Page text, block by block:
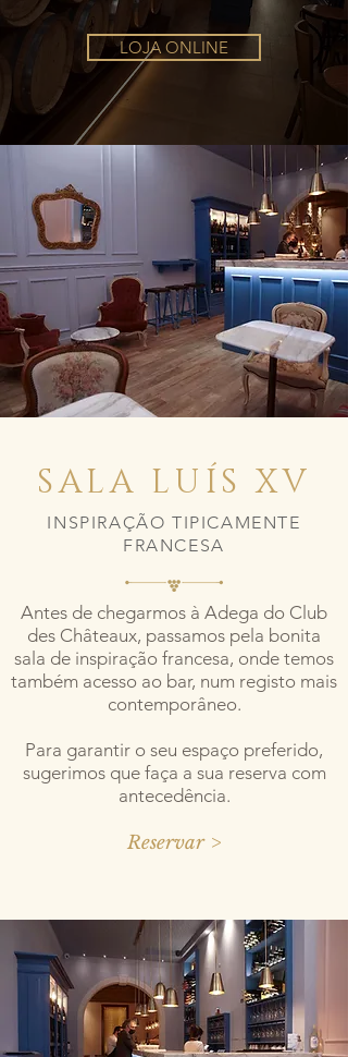
LOJA ONLINE
SALA LUÍS XV
INSPIRAÇÃO TIPICAMENTE
FRANCESA
Antes de chegarmos à Adega do Club
des Châteaux, passamos pela bonita
sala de inspiração francesa, onde temos
também acesso ao bar, num registo mais
contemporâneo.
Para garantir o seu espaço preferido,
sugerimos que faça a sua reserva com
antecedência.
Reservar >